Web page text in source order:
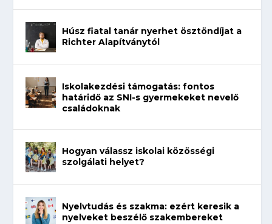
Húsz fiatal tanár nyerhet ösztöndíjat a
Richter Alapítványtól
Iskolakezdési támogatás: fontos
határidő az SNI-s gyermekeket nevelő
családoknak
Hogyan válassz iskolai közösségi
szolgálati helyet?
Nyelvtudás és szakma: ezért keresik a
nyelveket beszélő szakembereket